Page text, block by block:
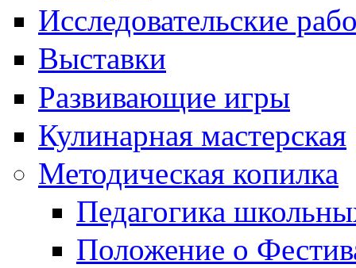
Исследовательские
Выставки
Развивающие игры
Кулинарная мастерская
Методическая копилка
Педагогика
Положение о